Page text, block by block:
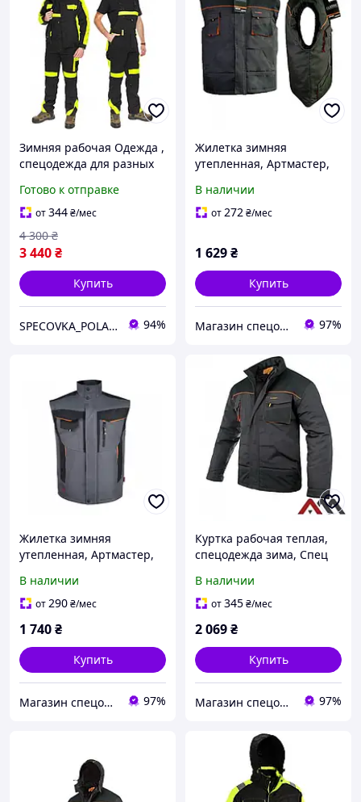
Зимняя рабочая Одежда ,
спецодежда для разных
Готово к отправке
от344₴/мес
3 440₴
4 300 ₴
Купить
SPECOVKA_POLAND Большой выбор спецодежды, спецобуви ОПТ и Розница 94%
Жилетка зимняя
утепленная, Артмастер,
Зимняя рабочая одежда,
рабочая жилетка Зима
В наличии
от272₴/мес
1 629₴
Купить
Магазин спецодежды и спецобуви "Nitrix" 97%
Жилетка зимняя
утепленная, Артмастер,
Зимняя рабочая одежда,
рабочая жилетка Зима
В наличии
от290₴/мес
1 740₴
Купить
Магазин спецодежды и спецобуви "Nitrix" 97%
Куртка рабочая теплая,
спецодежда зима, Спец
курточка утепленная,
зимняя курточка, Польша
В наличии
от345₴/мес
2 069₴
Купить
Магазин спецодежды и спецобуви "Nitrix" 97%